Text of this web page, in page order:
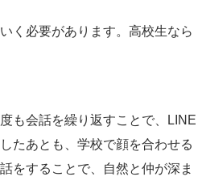
く必要があります。高校生なら
も会話を繰り返すことで、LINE
たあとも、学校で顔を合わせる
をすることで、自然と仲が深ま